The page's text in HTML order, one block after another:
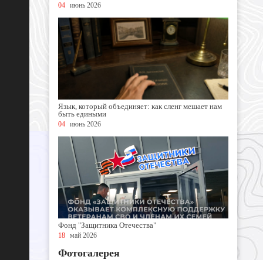
04 июнь 2026
Язык, который объединяет: как сленг мешает нам
быть едиными
04 июнь 2026
Фонд "Защитника Отечества"
18 май 2026
Фотогалерея